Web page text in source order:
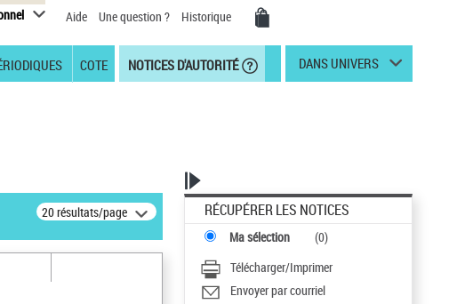
Aide Une question ? Historique
COTE NOTICES D'AUTORITÉ DANS UNIVERS
20 résultats/page RÉCUPÉRER LES NOTICES
Ma sélection (0)
Télécharger/Imprimer
Envoyer par courriel